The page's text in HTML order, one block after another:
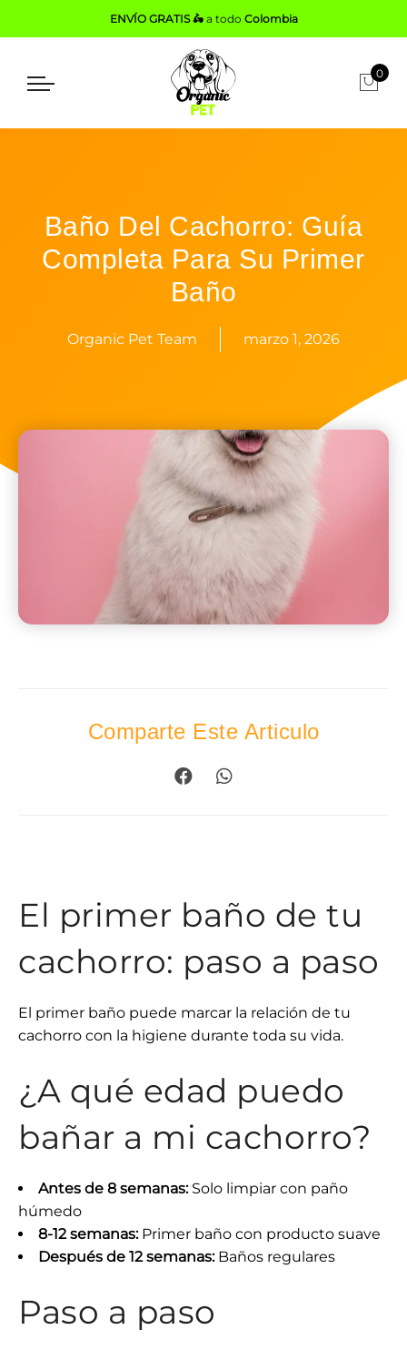
ENVÍO GRATIS 🛵a todo Colombia
0
Baño Del Cachorro: Guía
Completa Para Su Primer
Baño
Organic Pet Team marzo 1, 2026
Comparte Este Articulo
El primer baño de tu
cachorro: paso a paso
El primer baño puede marcar la relación de tu
cachorro con la higiene durante toda su vida.
¿A qué edad puedo
bañar a mi cachorro?
Antes de 8 semanas:Solo limpiar con paño
húmedo
8-12 semanas:Primer baño con producto suave
Después de 12 semanas:Baños regulares
Paso a paso